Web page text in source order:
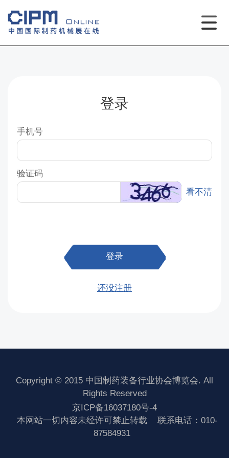
登录
手机号
验证码
看不清
登录
还没注册
Copyright © 2015 中国制药装备行业协会博览会. All
Rights Reserved
京ICP备16037180号-4
本网站一切内容未经许可禁止转载
联系电话：010-
87584931